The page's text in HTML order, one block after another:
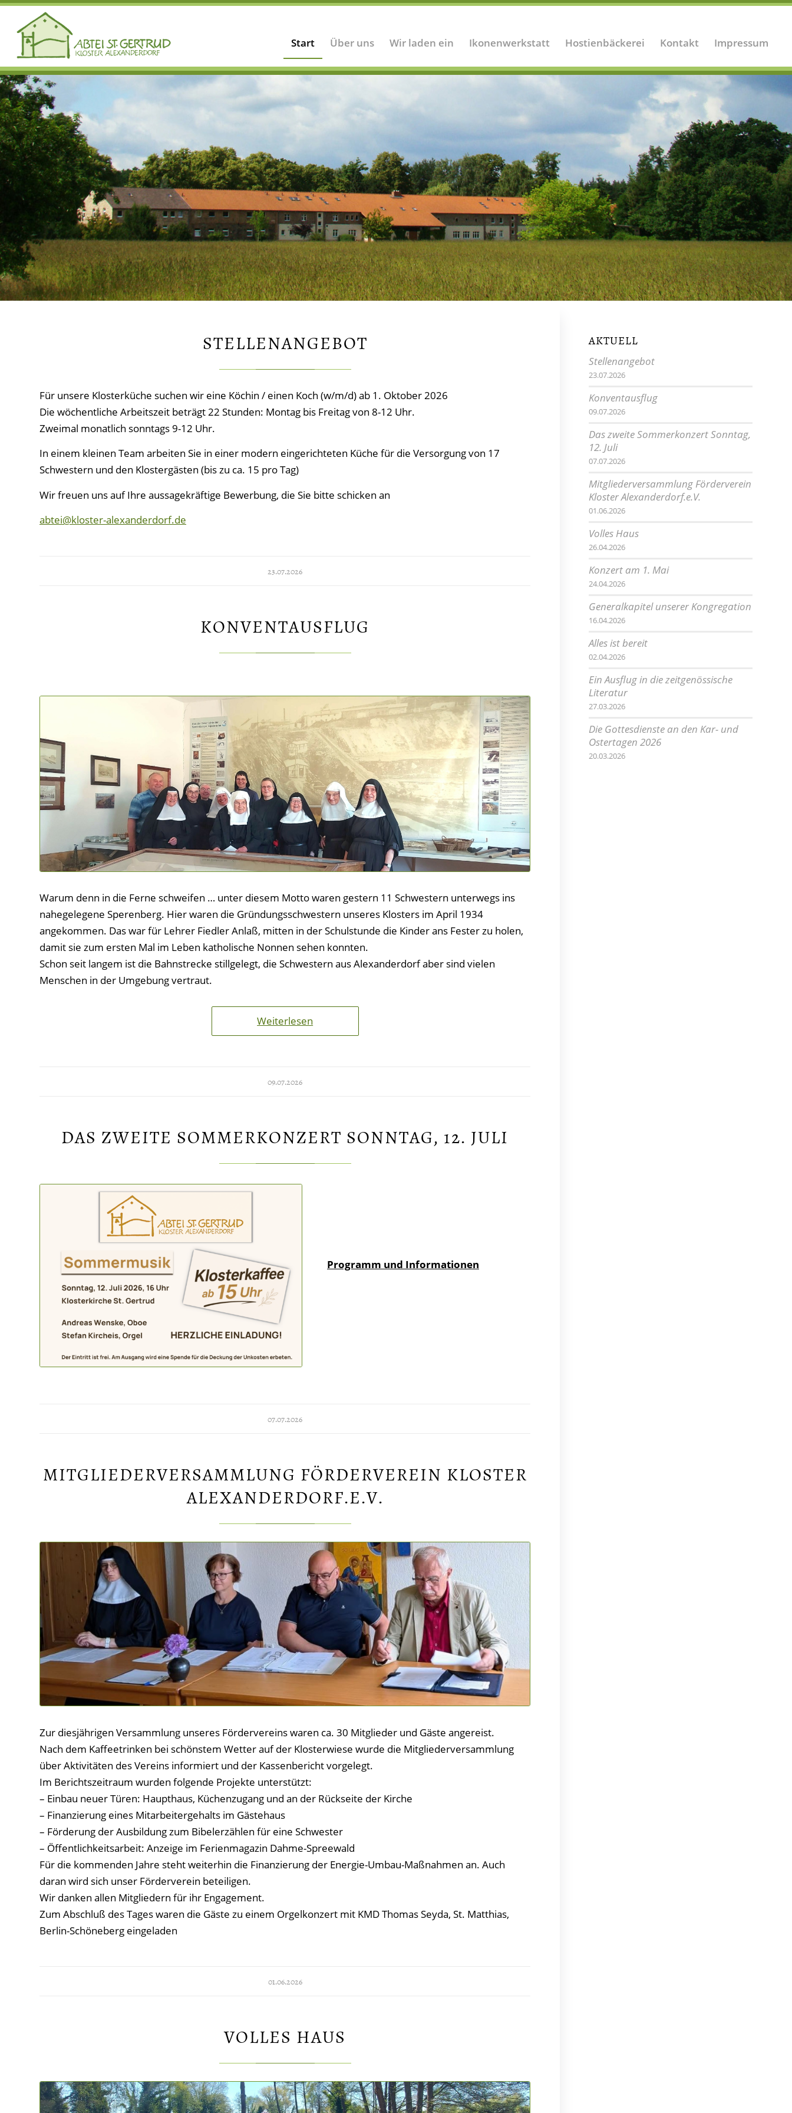
Start Über uns Wir laden ein Ikonenwerkstatt Hostienbäckerei Kontakt Impressum
STELLENANGEBOT
Für unsere Klosterküche suchen wir eine Köchin / einen Koch (w/m/d) ab 1. Oktober 2026
Die wöchentliche Arbeitszeit beträgt 22 Stunden: Montag bis Freitag von 8-12 Uhr.
Zweimal monatlich sonntags 9-12 Uhr.
In einem kleinen Team arbeiten Sie in einer modern eingerichteten Küche für die Versorgung von 17
Schwestern und den Klostergästen (bis zu ca. 15 pro Tag)
Wir freuen uns auf Ihre aussagekräftige Bewerbung, die Sie bitte schicken an
abtei@kloster-alexanderdorf.de
23.07.2026
KONVENTAUSFLUG
Warum denn in die Ferne schweifen … unter diesem Motto waren gestern 11 Schwestern unterwegs ins
nahegelegene Sperenberg. Hier waren die Gründungsschwestern unseres Klosters im April 1934
angekommen. Das war für Lehrer Fiedler Anlaß, mitten in der Schulstunde die Kinder ans Fester zu holen,
damit sie zum ersten Mal im Leben katholische Nonnen sehen konnten.
Schon seit langem ist die Bahnstrecke stillgelegt, die Schwestern aus Alexanderdorf aber sind vielen
Menschen in der Umgebung vertraut.
Weiterlesen
09.07.2026
DAS ZWEITE SOMMERKONZERT SONNTAG, 12. JULI
Programm und Informationen
07.07.2026
MITGLIEDERVERSAMMLUNG FÖRDERVEREIN KLOSTER
ALEXANDERDORF.E.V.
Zur diesjährigen Versammlung unseres Fördervereins waren ca. 30 Mitglieder und Gäste angereist.
Nach dem Kaffeetrinken bei schönstem Wetter auf der Klosterwiese wurde die Mitgliederversammlung
über Aktivitäten des Vereins informiert und der Kassenbericht vorgelegt.
Im Berichtszeitraum wurden folgende Projekte unterstützt:
– Einbau neuer Türen: Haupthaus, Küchenzugang und an der Rückseite der Kirche
– Finanzierung eines Mitarbeitergehalts im Gästehaus
– Förderung der Ausbildung zum Bibelerzählen für eine Schwester
– Öffentlichkeitsarbeit: Anzeige im Ferienmagazin Dahme-Spreewald
Für die kommenden Jahre steht weiterhin die Finanzierung der Energie-Umbau-Maßnahmen an. Auch
daran wird sich unser Förderverein beteiligen.
Wir danken allen Mitgliedern für ihr Engagement.
Zum Abschluß des Tages waren die Gäste zu einem Orgelkonzert mit KMD Thomas Seyda, St. Matthias,
Berlin-Schöneberg eingeladen
01.06.2026
VOLLES HAUS
AKTUELL
Stellenangebot
23.07.2026
Konventausflug
09.07.2026
Das zweite Sommerkonzert Sonntag,
12. Juli
07.07.2026
Mitgliederversammlung Förderverein
Kloster Alexanderdorf.e.V.
01.06.2026
Volles Haus
26.04.2026
Konzert am 1. Mai
24.04.2026
Generalkapitel unserer Kongregation
16.04.2026
Alles ist bereit
02.04.2026
Ein Ausflug in die zeitgenössische
Literatur
27.03.2026
Die Gottesdienste an den Kar- und
Ostertagen 2026
20.03.2026